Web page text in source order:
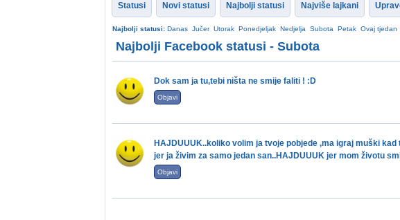
Statusi Novi statusi Najbolji statusi Najviše lajkani
Najbolji statusi: Danas Jučer Utorak Ponedjeljak Nedjelja Subota Petak Ovaj tjedan
Najbolji Facebook statusi - Subota
Dok sam ja tu,tebi ništa ne smije faliti ! :D
Objavi
HAJDUUUK..koliko volim ja tvoje pobjede ,ma igraj muški
jer ja živim za samo jedan san..HAJDUUUK jer mom životu
Objavi